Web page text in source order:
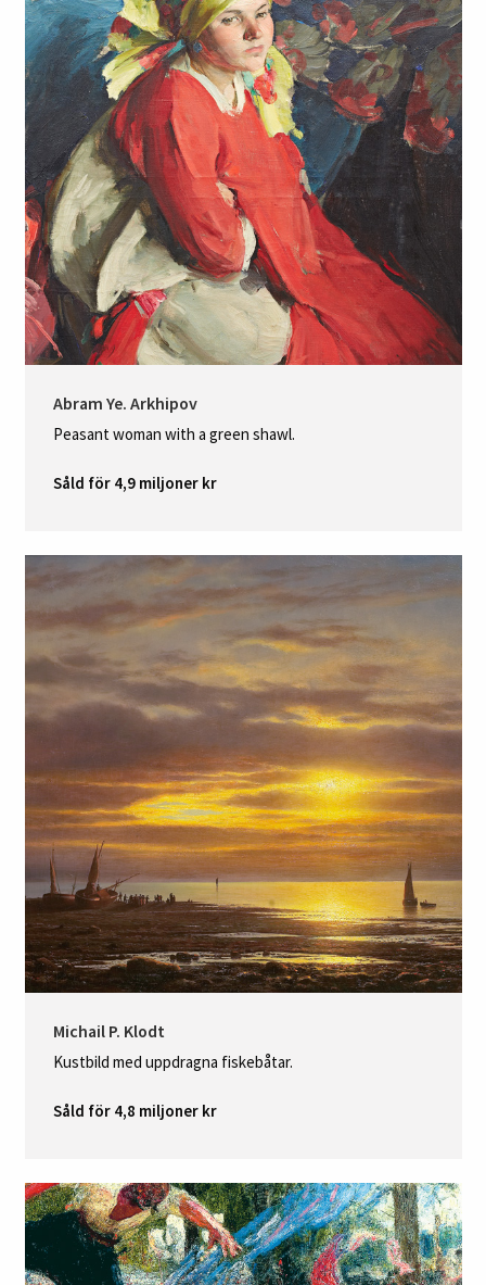
Abram Ye. Arkhipov
Peasant woman with a green shawl.
Såld för 4,9 miljoner kr
Michail P. Klodt
Kustbild med uppdragna fiskebåtar.
Såld för 4,8 miljoner kr